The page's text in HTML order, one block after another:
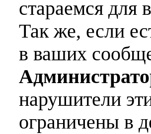
стараемся для
Так же, если
в ваших
нарушители
ограничены в